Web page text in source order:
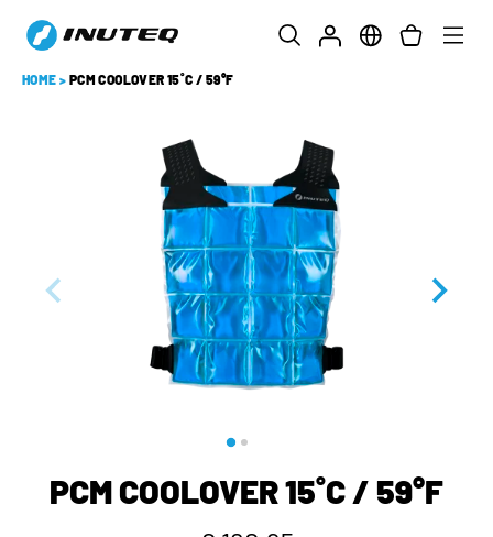
HOME > PCM COOLOVER 15˚C / 59°F
PCM COOLOVER 15˚C / 59°F